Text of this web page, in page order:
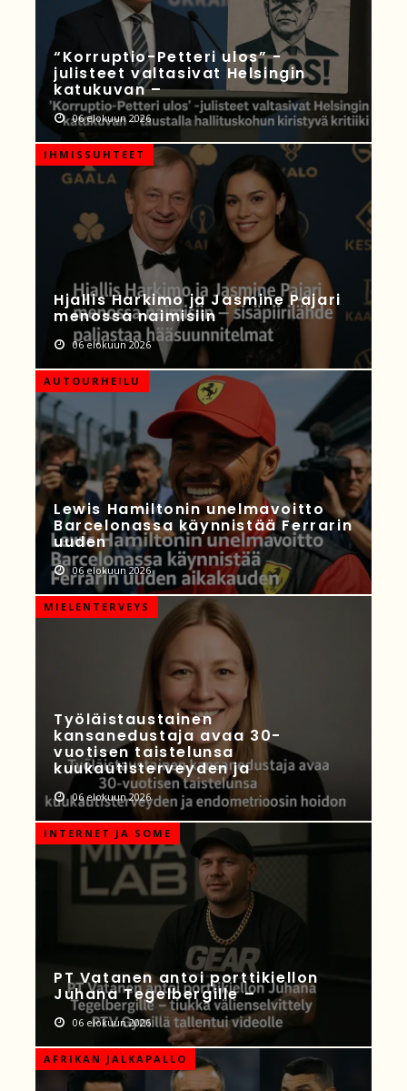
“Korruptio-Petteri ulos” -
julisteet valtasivat Helsingin
katukuvan –
06 elokuun 2026
IHMISSUHTEET
Hjallis Harkimo ja Jasmine Pajari
menossa naimisiin
06 elokuun 2026
AUTOURHEILU
Lewis Hamiltonin unelmavoitto
Barcelonassa käynnistää Ferrarin
uuden
06 elokuun 2026
MIELENTERVEYS
Työläistaustainen
kansanedustaja avaa 30-
vuotisen taistelunsa
kuukautisterveyden ja
06 elokuun 2026
INTERNET JA SOME
PT Vatanen antoi porttikiellon
Juhana Tegelbergille –
06 elokuun 2026
AFRIKAN JALKAPALLO